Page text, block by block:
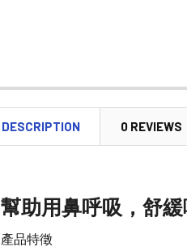
DESCRIPTION 0 REVIEWS
幫助用鼻呼吸，舒
產品特徵